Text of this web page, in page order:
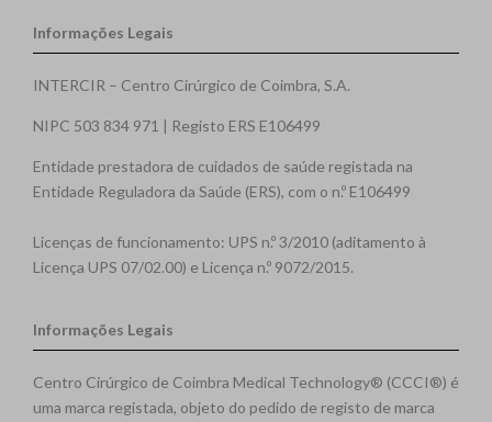
Informações Legais
INTERCIR – Centro Cirúrgico de Coimbra, S.A.
NIPC 503 834 971 | Registo ERS E106499
Entidade prestadora de cuidados de saúde registada na
Entidade Reguladora da Saúde (ERS), com o n.º E106499
Licenças de funcionamento: UPS n.º 3/2010 (aditamento à
Licença UPS 07/02.00) e Licença n.º 9072/2015.
Informações Legais
Centro Cirúrgico de Coimbra Medical Technology® (CCCI®) é
uma marca registada, objeto do pedido de registo de marca